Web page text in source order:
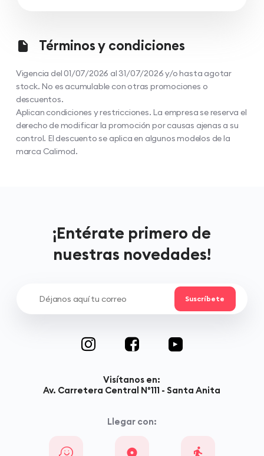
Términos y condiciones
Vigencia del 01/07/2026 al 31/07/2026 y/o hasta agotar
stock. No es acumulable con otras promociones o
descuentos.
Aplican condiciones y restricciones. La empresa se reserva el
derecho de modificar la promoción por causas ajenas a su
control. El descuento se aplica en algunos modelos de la
marca Calimod.
¡Entérate primero de
nuestras novedades!
Visítanos en:
Av. Carretera Central N°111 - Santa Anita
Llegar con: